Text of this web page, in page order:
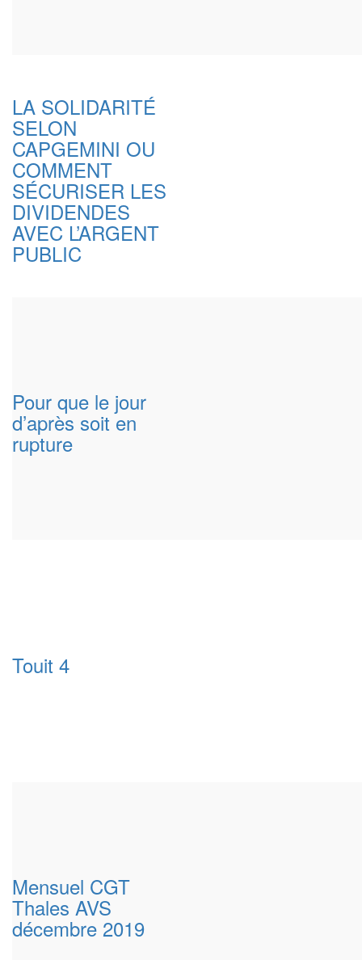
LA SOLIDARITÉ
SELON
CAPGEMINI OU
COMMENT
SÉCURISER LES
DIVIDENDES
AVEC L’ARGENT
PUBLIC
Pour que le jour
d’après soit en
rupture
Touit 4
Mensuel CGT
Thales AVS
décembre 2019